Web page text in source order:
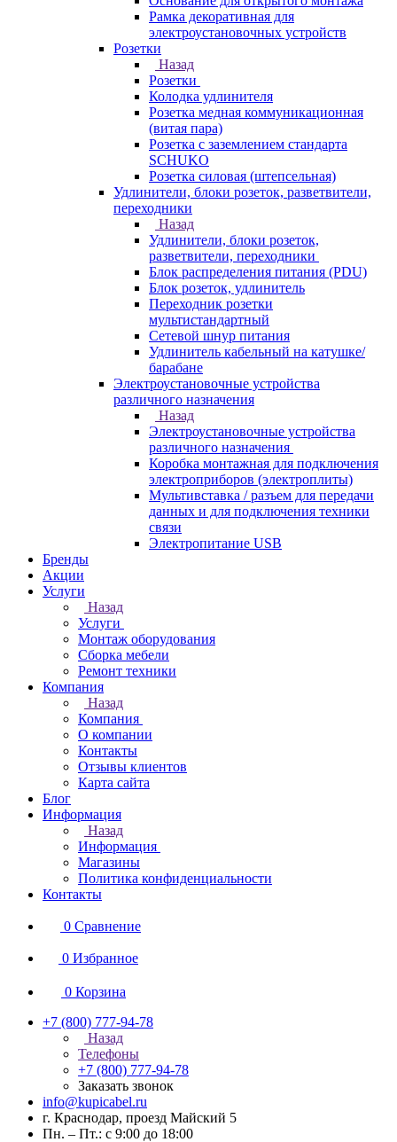
Рамка декоративная для
электроустановочных устройств
Розетки
Назад
Розетки
Колодка удлинителя
Розетка медная коммуникационная
(витая пара)
Розетка с заземлением стандарта
SCHUKO
Розетка силовая (штепсельная)
Удлинители, блоки розеток, разветвители,
переходники
Назад
Удлинители, блоки розеток,
разветвители, переходники
Блок распределения питания (PDU)
Блок розеток, удлинитель
Переходник розетки
мультистандартный
Сетевой шнур питания
Удлинитель кабельный на катушке/
барабане
Электроустановочные устройства
различного назначения
Назад
Электроустановочные устройства
различного назначения
Коробка монтажная для подключения
электроприборов (электроплиты)
Мультивставка / разъем для передачи
данных и для подключения техники
связи
Электропитание USB
Бренды
Акции
Услуги
Назад
Услуги
Монтаж оборудования
Сборка мебели
Ремонт техники
Компания
Назад
Компания
О компании
Контакты
Отзывы клиентов
Карта сайта
Блог
Информация
Назад
Информация
Магазины
Политика конфиденциальности
Контакты
0 Сравнение
0 Избранное
0 Корзина
+7 (800) 777-94-78
Назад
Телефоны
+7 (800) 777-94-78
Заказать звонок
info@kupicabel.ru
г. Краснодар, проезд Майский 5
Пн. – Пт.: с 9:00 до 18:00